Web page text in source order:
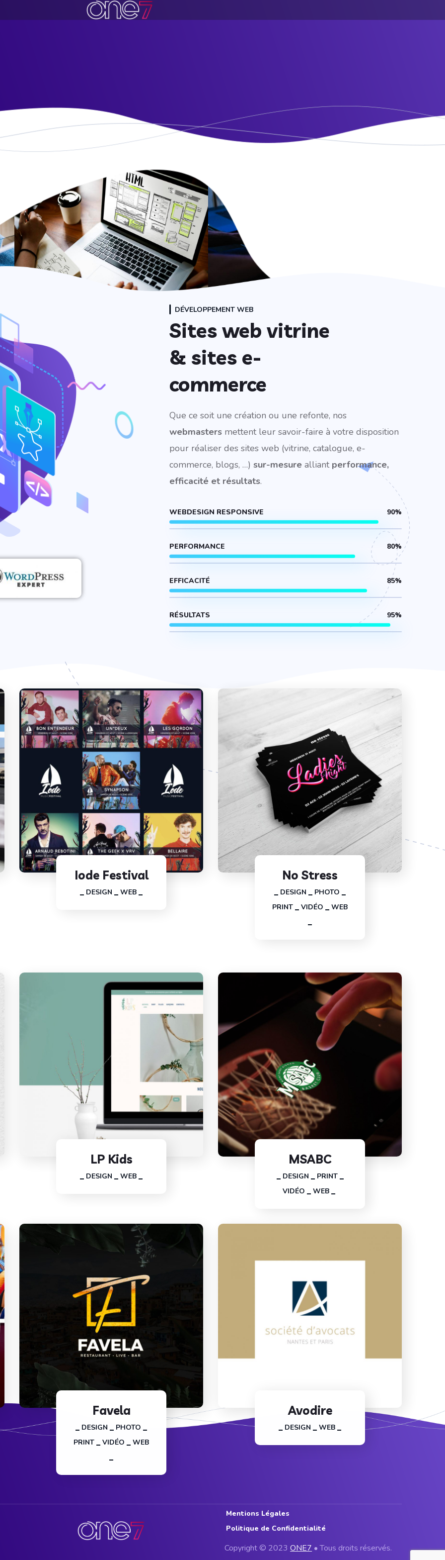
DÉVELOPPEMENT WEB
Sites web vitrine
& sites e-
commerce
Que ce soit une création ou une refonte, nos
webmasters mettent leur savoir-faire à votre disposition
pour réaliser des sites web (vitrine, catalogue, e-
commerce, blogs, …)sur-mesure alliant performance,
efficacité et résultats.
WEBDESIGN RESPONSIVE 90%
PERFORMANCE 80%
EFFICACITÉ 85%
RÉSULTATS 95%
Iode Festival
DESIGN WEB
No Stress
DESIGN
PHOTO
PRINT
VIDÉO WEB
LP Kids
DESIGN WEB
MSABC
DESIGN
PRINT
VIDÉO
WEB
Favela
DESIGN
PHOTO
PRINT
VIDÉO WEB
Avodire
DESIGN WEB
Mentions Légales
Politique de Confidentialité
Copyright © 2023ONE7 • Tous droits réservés.